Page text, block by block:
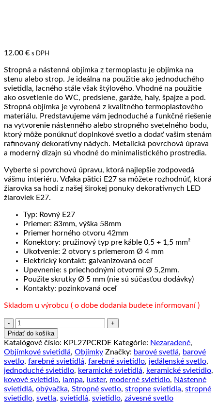
12.00 € s DPH
Stropná a nástenná objímka z termoplastu je objímka na
stenu alebo strop. Je ideálna na použitie ako jednoduchého
svietidla, lacného stále však štýlového. Vhodné na použitie
ako osvetlenie do WC, predsiene, garáže, haly, špajze a pod.
Stropná objímka je vyrobená z kvalitného termoplastového
materiálu. Predstavujeme vám jednoduché a funkčné riešenie
na vytvorenie nástenného alebo stropného svetelného bodu,
ktorý môže ponúknuť doplnkové svetlo a dodať vašim stenám
rafinovaný dekoratívny nádych. Metalická povrchová úprava
a moderný dizajn sú vhodné do minimalistického prostredia.
Vyberte si povrchovú úpravu, ktorá najlepšie zodpovedá
vášmu interiéru. Vďaka pätici E27 sa môžete rozhodnúť, ktorá
žiarovka sa hodí z našej širokej ponuky dekoratívnych LED
žiaroviek E27.
Typ: Rovný E27
Priemer: 83mm, výška 58mm
Priemer horného otvoru 42mm
Konektory: pružinový typ pre káble 0,5 ÷ 1,5 mm²
Ukotvenie: 2 otvory s priemerom Ø 4 mm
Elektrický kontakt: galvanizovaná oceľ
Upevnenie: s priechodnými otvormi Ø 5,2mm.
Použite skrutky Ø 5 mm (nie sú súčasťou dodávky)
Kontakty: pozinkovaná oceľ
Skladom u výrobcu ( o dobe dodania budete informovaní )
množstvo
Stropná
a
nástenná
objímka,
Termoplast,
E27,
chrómová
farba
Pridať do košíka
Katalógové číslo: KPL27PCRDE Kategórie: Nezaradené,
Objímkové svietidlá, Objímky Značky: barové svetlá, barové
svetlo, farebné svietidlá, farebné svietidlo, jedálenské svetlo,
jednoduché svietidlo, keramické svietidlá, keramické svietidlo,
kovové svietidlo, lampa, luster, moderné svietidlo, Nástenné
svietidlá, obývačka, Stropné svetlo, stropne svietidla, stropné
svietidlo, svetla, svietidlá, svietidlo, závesné svetlo